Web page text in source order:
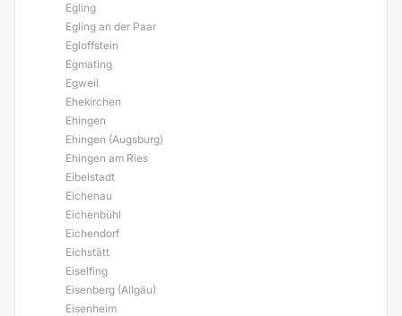
Egling
Egling an der Paar
Egloffstein
Egmating
Egweil
Ehekirchen
Ehingen
Ehingen (Augsburg)
Ehingen am Ries
Eibelstadt
Eichenau
Eichenbühl
Eichendorf
Eichstätt
Eiselfing
Eisenberg (Allgäu)
Eisenheim